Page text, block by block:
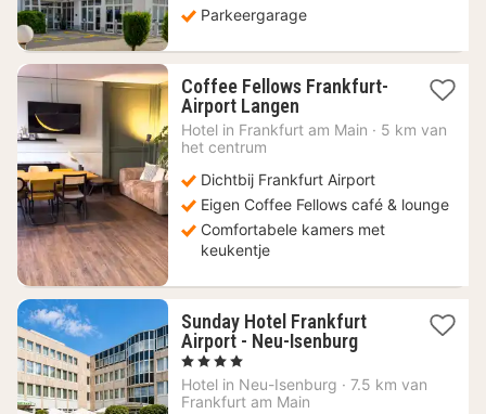
Parkeergarage
Coffee Fellows Frankfurt-
Airport Langen2
nachten
€
Hotel in Frankfurt am Main · 5 km van
het centrum
Dichtbij Frankfurt Airport
Eigen Coffee Fellows café & lounge
Comfortabele kamers met
keukentje
Sunday Hotel Frankfurt
Airport - Neu-Isenburg1
vanaf
, 4 Sterren
Hotel in Neu-Isenburg · 7.5 km van
Frankfurt am Main